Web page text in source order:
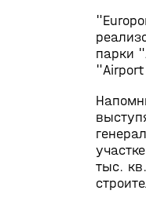
парки
тыс.